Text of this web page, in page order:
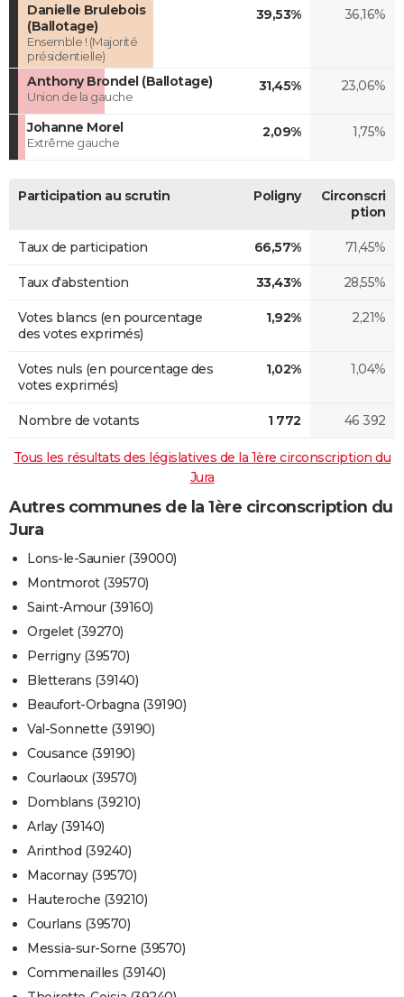
Danielle Brulebois
(Ballotage)
Ensemble ! (Majorité
présidentielle)
39,53% 36,16%
Anthony Brondel (Ballotage)
Union de la gauche
31,45% 23,06%
Johanne Morel
Extrême gauche
2,09% 1,75%
Participation au scrutin Poligny
Circonscri
ption
Taux de participation 66,57% 71,45%
Taux d'abstention 33,43% 28,55%
Votes blancs (en pourcentage
des votes exprimés)
1,92% 2,21%
Votes nuls (en pourcentage des
votes exprimés)
1,02% 1,04%
Nombre de votants 1 772 46 392
Tous les résultats des législatives de la 1ère circonscription du
Jura
Autres communes de la 1ère circonscription du
Jura
Lons-le-Saunier (39000)
Montmorot (39570)
Saint-Amour (39160)
Orgelet (39270)
Perrigny (39570)
Bletterans (39140)
Beaufort-Orbagna (39190)
Val-Sonnette (39190)
Cousance (39190)
Courlaoux (39570)
Domblans (39210)
Arlay (39140)
Arinthod (39240)
Macornay (39570)
Hauteroche (39210)
Courlans (39570)
Messia-sur-Sorne (39570)
Commenailles (39140)